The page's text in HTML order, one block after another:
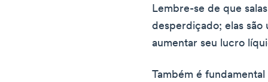
Lembre-se de que
desperdiçado; elas
aumentar seu lucro
Também é